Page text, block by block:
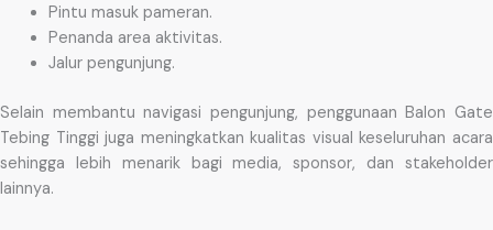
Pintu masuk pameran.
Penanda area aktivitas.
Jalur pengunjung.
Selain membantu navigasi pengunjung, penggunaan Balon Gate
Tebing Tinggi juga meningkatkan kualitas visual keseluruhan acara
sehingga lebih menarik bagi media, sponsor, dan stakeholder
lainnya.